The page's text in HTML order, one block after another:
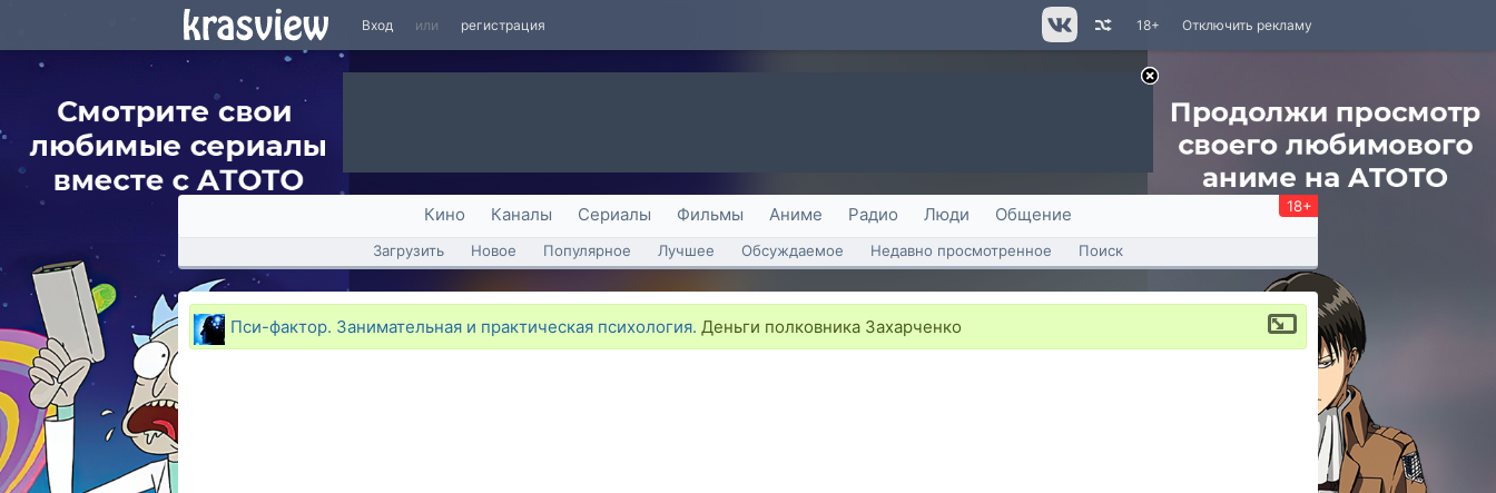
Вход или регистрация Отключить рекламу
18+
Кино Каналы Сериалы Фильмы Аниме Радио Люди Общение 18+
Загрузить Новое Популярное Лучшее Обсуждаемое Недавно просмотренное Поиск
Пси-фактор. Занимательная и практическая психология. Деньги полковника Захарченко